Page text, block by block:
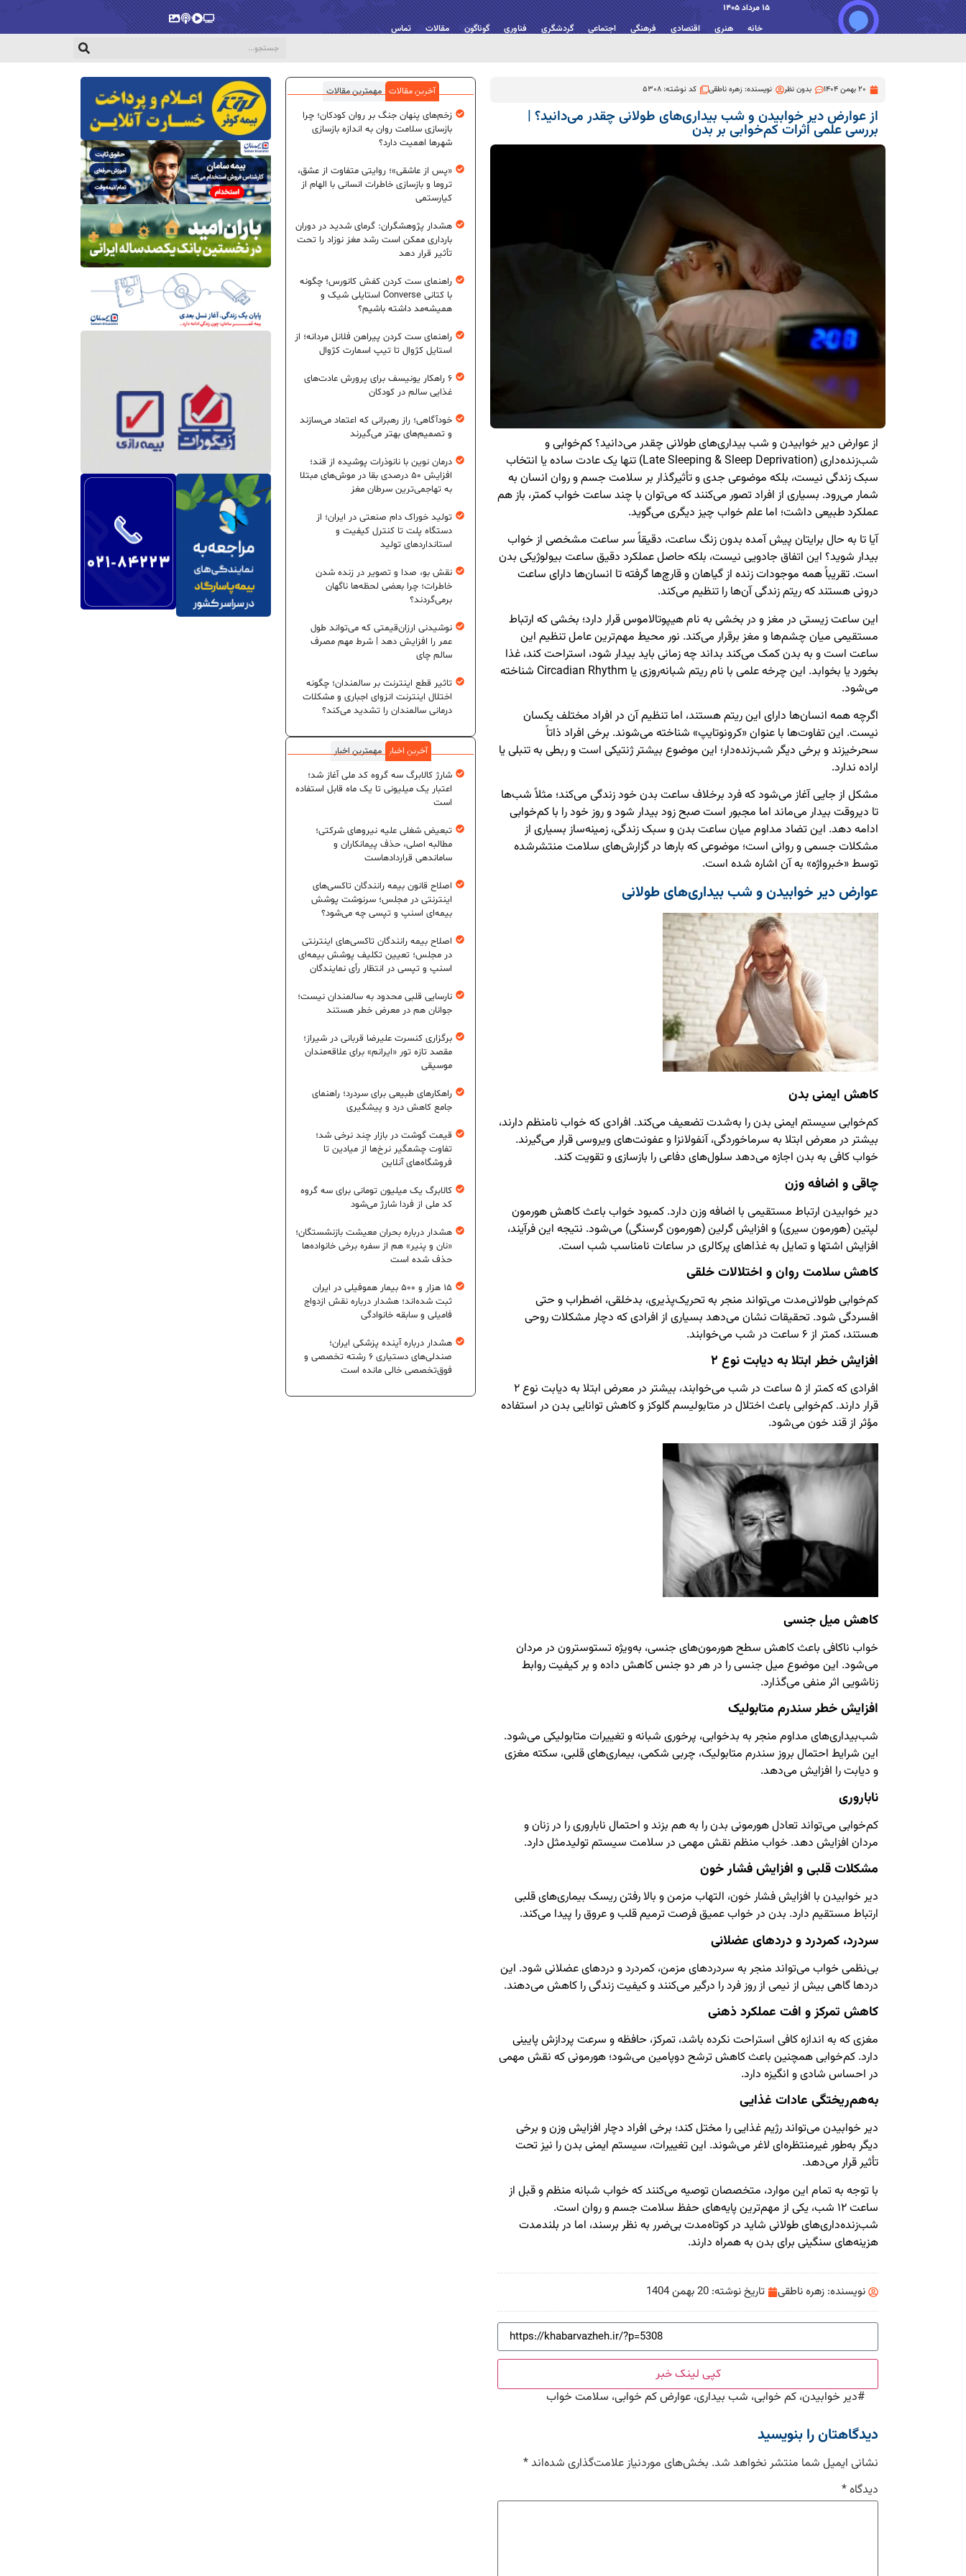
15 مرداد 1405
خانه هنری اقتصادی فرهنگی اجتماعی گردشگری فناوری گوناگون مقالات تماس
پخش‌زندهویدیو
پادکستگالری
20 بهمن 1404 بدون نظر نویسنده:زهره ناطقی کد نوشته: 5308
از عوارض دیر خوابیدن و شب‌ بیداری‌های طولانی چقدر می‌دانید؟ |
بررسی علمی اثرات کم‌خوابی بر بدن
از عوارض دیر خوابیدن و شب‌ بیداری‌های طولانی چقدر می‌دانید؟ کم‌خوابی و
شب‌زنده‌داری (Late Sleeping & Sleep Deprivation) تنها یک عادت ساده یا انتخاب
سبک زندگی نیست، بلکه موضوعی جدی و تأثیرگذار بر سلامت جسم و روان انسان به
شمار می‌رود. بسیاری از افراد تصور می‌کنند که می‌توان با چند ساعت خواب کمتر، باز هم
عملکرد طبیعی داشت؛ اما علم خواب چیز دیگری می‌گوید.
آیا تا به حال برایتان پیش آمده بدون زنگ ساعت، دقیقاً سر ساعت مشخصی از خواب
بیدار شوید؟ این اتفاق جادویی نیست، بلکه حاصل عملکرد دقیق ساعت بیولوژیکی بدن
است. تقریباً همه موجودات زنده از گیاهان و قارچ‌ها گرفته تا انسان‌ها دارای ساعت
درونی هستند که ریتم زندگی آن‌ها را تنظیم می‌کند.
این ساعت زیستی در مغز و در بخشی به نام هیپوتالاموس قرار دارد؛ بخشی که ارتباط
مستقیمی میان چشم‌ها و مغز برقرار می‌کند. نور محیط مهم‌ترین عامل تنظیم این
ساعت است و به بدن کمک می‌کند بداند چه زمانی باید بیدار شود، استراحت کند، غذا
بخورد یا بخوابد. این چرخه علمی با نام ریتم شبانه‌روزی یا Circadian Rhythm شناخته
می‌شود.
اگرچه همه انسان‌ها دارای این ریتم هستند، اما تنظیم آن در افراد مختلف یکسان
نیست. این تفاوت‌ها با عنوان «کرونوتایپ» شناخته می‌شوند. برخی افراد ذاتاً
سحرخیزند و برخی دیگر شب‌زنده‌دار؛ این موضوع بیشتر ژنتیکی است و ربطی به تنبلی یا
اراده ندارد.
مشکل از جایی آغاز می‌شود که فرد برخلاف ساعت بدن خود زندگی می‌کند؛ مثلاً شب‌ها
تا دیروقت بیدار می‌ماند اما مجبور است صبح زود بیدار شود و روز خود را با کم‌خوابی
ادامه دهد. این تضاد مداوم میان ساعت بدن و سبک زندگی، زمینه‌ساز بسیاری از
مشکلات جسمی و روانی است؛ موضوعی که بارها در گزارش‌های سلامت منتشرشده
توسط «خبرواژه» به آن اشاره شده است.
عوارض دیر خوابیدن و شب بیداری‌های طولانی
کاهش ایمنی بدن
کم‌خوابی سیستم ایمنی بدن را به‌شدت تضعیف می‌کند. افرادی که خواب نامنظم دارند،
بیشتر در معرض ابتلا به سرماخوردگی، آنفولانزا و عفونت‌های ویروسی قرار می‌گیرند.
خواب کافی به بدن اجازه می‌دهد سلول‌های دفاعی را بازسازی و تقویت کند.
چاقی و اضافه وزن
دیر خوابیدن ارتباط مستقیمی با اضافه وزن دارد. کمبود خواب باعث کاهش هورمون
لپتین (هورمون سیری) و افزایش گرلین (هورمون گرسنگی) می‌شود. نتیجه این فرآیند،
افزایش اشتها و تمایل به غذاهای پرکالری در ساعات نامناسب شب است.
کاهش سلامت روان و اختلالات خلقی
کم‌خوابی طولانی‌مدت می‌تواند منجر به تحریک‌پذیری، بدخلقی، اضطراب و حتی
افسردگی شود. تحقیقات نشان می‌دهد بسیاری از افرادی که دچار مشکلات روحی
هستند، کمتر از ۶ ساعت در شب می‌خوابند.
افزایش خطر ابتلا به دیابت نوع ۲
افرادی که کمتر از ۵ ساعت در شب می‌خوابند، بیشتر در معرض ابتلا به دیابت نوع ۲
قرار دارند. کم‌خوابی باعث اختلال در متابولیسم گلوکز و کاهش توانایی بدن در استفاده
مؤثر از قند خون می‌شود.
کاهش میل جنسی
خواب ناکافی باعث کاهش سطح هورمون‌های جنسی، به‌ویژه تستوسترون در مردان
می‌شود. این موضوع میل جنسی را در هر دو جنس کاهش داده و بر کیفیت روابط
زناشویی اثر منفی می‌گذارد.
افزایش خطر سندرم متابولیک
شب‌بیداری‌های مداوم منجر به بدخوابی، پرخوری شبانه و تغییرات متابولیکی می‌شود.
این شرایط احتمال بروز سندرم متابولیک، چربی شکمی، بیماری‌های قلبی، سکته مغزی
و دیابت را افزایش می‌دهد.
ناباروری
کم‌خوابی می‌تواند تعادل هورمونی بدن را به هم بزند و احتمال ناباروری را در زنان و
مردان افزایش دهد. خواب منظم نقش مهمی در سلامت سیستم تولیدمثل دارد.
مشکلات قلبی و افزایش فشار خون
دیر خوابیدن با افزایش فشار خون، التهاب مزمن و بالا رفتن ریسک بیماری‌های قلبی
ارتباط مستقیم دارد. بدن در خواب عمیق فرصت ترمیم قلب و عروق را پیدا می‌کند.
سردرد، کمردرد و دردهای عضلانی
بی‌نظمی خواب می‌تواند منجر به سردردهای مزمن، کمردرد و دردهای عضلانی شود. این
دردها گاهی بیش از نیمی از روز فرد را درگیر می‌کنند و کیفیت زندگی را کاهش می‌دهند.
کاهش تمرکز و افت عملکرد ذهنی
مغزی که به اندازه کافی استراحت نکرده باشد، تمرکز، حافظه و سرعت پردازش پایینی
دارد. کم‌خوابی همچنین باعث کاهش ترشح دوپامین می‌شود؛ هورمونی که نقش مهمی
در احساس شادی و انگیزه دارد.
به‌هم‌ریختگی عادات غذایی
دیر خوابیدن می‌تواند رژیم غذایی را مختل کند؛ برخی افراد دچار افزایش وزن و برخی
دیگر به‌طور غیرمنتظره‌ای لاغر می‌شوند. این تغییرات، سیستم ایمنی بدن را نیز تحت
تأثیر قرار می‌دهد.
با توجه به تمام این موارد، متخصصان توصیه می‌کنند که خواب شبانه منظم و قبل از
ساعت ۱۲ شب، یکی از مهم‌ترین پایه‌های حفظ سلامت جسم و روان است.
شب‌زنده‌داری‌های طولانی شاید در کوتاه‌مدت بی‌ضرر به نظر برسند، اما در بلندمدت
هزینه‌های سنگینی برای بدن به همراه دارند.
نویسنده: زهره ناطقی تاریخ نوشته: 20 بهمن 1404
کپی لینک خبر
#دیر خوابیدن، کم خوابی، شب بیداری، عوارض کم خوابی، سلامت خواب
دیدگاهتان را بنویسید
نشانی ایمیل شما منتشر نخواهد شد. بخش‌های موردنیاز علامت‌گذاری شده‌اند*
دیدگاه*
آخرین مقالات مهمترین مقالات
زخم‌های پنهان جنگ بر روان کودکان؛ چرا
بازسازی سلامت روان به اندازه بازسازی
شهرها اهمیت دارد؟
«پس از عاشقی»؛ روایتی متفاوت از عشق،
تروما و بازسازی خاطرات انسانی با الهام از
کیارستمی
هشدار پژوهشگران: گرمای شدید در دوران
بارداری ممکن است رشد مغز نوزاد را تحت
تأثیر قرار دهد
راهنمای ست کردن کفش کانورس؛ چگونه
با کتانی Converse استایلی شیک و
همیشه‌مد داشته باشیم؟
راهنمای ست کردن پیراهن فلانل مردانه؛ از
استایل کژوال تا تیپ اسمارت کژوال
۶ راهکار یونیسف برای پرورش عادت‌های
غذایی سالم در کودکان
خودآگاهی؛ راز رهبرانی که اعتماد می‌سازند
و تصمیم‌های بهتر می‌گیرند
درمان نوین با نانوذرات پوشیده از قند؛
افزایش ۵۰ درصدی بقا در موش‌های مبتلا
به تهاجمی‌ترین سرطان مغز
تولید خوراک دام صنعتی در ایران؛ از
دستگاه پلت تا کنترل کیفیت و
استانداردهای تولید
نقش بو، صدا و تصویر در زنده شدن
خاطرات؛ چرا بعضی لحظه‌ها ناگهان
برمی‌گردند؟
نوشیدنی ارزان‌قیمتی که می‌تواند طول
عمر را افزایش دهد | شرط مهم مصرف
سالم چای
تاثیر قطع اینترنت بر سالمندان؛ چگونه
اختلال اینترنت انزوای اجباری و مشکلات
درمانی سالمندان را تشدید می‌کند؟
آخرین اخبار
مهمترین اخبار
شارژ کالابرگ سه گروه کد ملی آغاز شد؛
اعتبار یک میلیونی تا یک ماه قابل استفاده
است
تبعیض شغلی علیه نیروهای شرکتی؛
مطالبه اصلی، حذف پیمانکاران و
ساماندهی قراردادهاست
اصلاح قانون بیمه رانندگان تاکسی‌های
اینترنتی در مجلس؛ سرنوشت پوشش
بیمه‌ای اسنپ و تپسی چه می‌شود؟
اصلاح بیمه رانندگان تاکسی‌های اینترنتی
در مجلس؛ تعیین تکلیف پوشش بیمه‌ای
اسنپ و تپسی در انتظار رأی نمایندگان
نارسایی قلبی محدود به سالمندان نیست؛
جوانان هم در معرض خطر هستند
برگزاری کنسرت علیرضا قربانی در شیراز؛
مقصد تازه تور «ایرانم» برای علاقه‌مندان
موسیقی
راهکارهای طبیعی برای سردرد؛ راهنمای
جامع کاهش درد و پیشگیری
قیمت گوشت در بازار چند نرخی شد؛
تفاوت چشمگیر نرخ‌ها از میادین تا
فروشگاه‌های آنلاین
کالابرگ یک میلیون تومانی برای سه گروه
کد ملی از فردا شارژ می‌شود
هشدار درباره بحران معیشت بازنشستگان؛
«نان و پنیر» هم از سفره برخی خانواده‌ها
حذف شده است
۱۵ هزار و ۵۰۰ بیمار هموفیلی در ایران
ثبت شده‌اند؛ هشدار درباره نقش ازدواج
فامیلی و سابقه خانوادگی
هشدار درباره آینده پزشکی ایران؛
صندلی‌های دستیاری ۶ رشته تخصصی و
فوق‌تخصصی خالی مانده است